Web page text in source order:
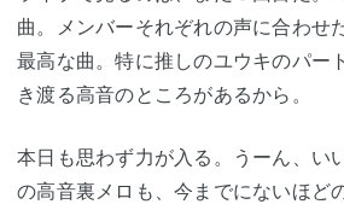
曲。メンバーそれぞれの声に合わせ
最高な曲。特に推しのユウキのパー
き渡る高音のところがあるから。
本日も思わず力が入る。うーん、い
の高音裏メロも、今までにないほど